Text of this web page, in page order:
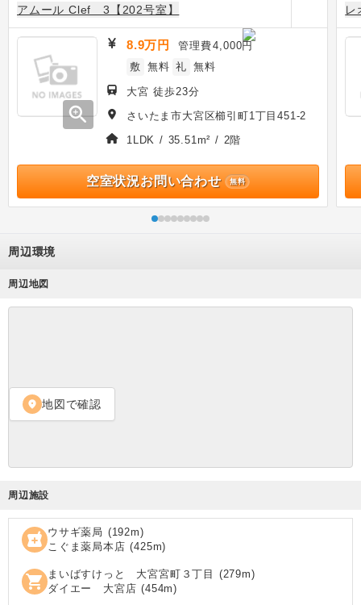
アムール Clef 3【202号室】
zoom_in
8.9万円 管理費4,000円
敷 無料 礼 無料
大宮 徒歩23分
さいたま市大宮区櫛引町1丁目451-2
1LDK / 35.51m² / 2階
空室状況お問い合わせ 無料
レ
周辺環境
周辺地図
location_on 地図で確認
周辺施設
local_pharmacy ウサギ薬局 (192m)
こぐま薬局本店 (425m)
shopping_cart まいばすけっと 大宮宮町３丁目 (279m)
ダイエー 大宮店 (454m)